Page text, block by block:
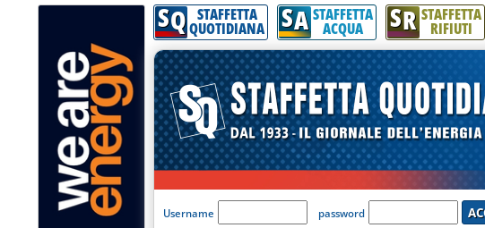
Attenzione! Esegui l'accesso per lèggere interamente la notizia.
SQ STAFFETTA
QUOTIDIANA SA STAFFETTA
ACQUA SR STAFFETTA
RIFIUTI
'Modulo Login per accedere'
Username password